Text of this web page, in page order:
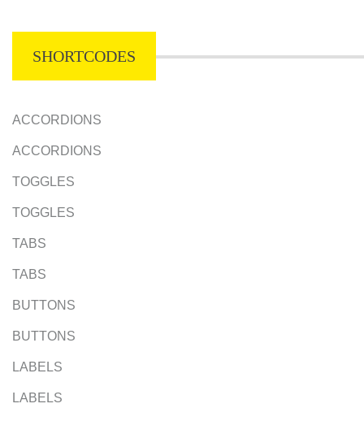
SHORTCODES
ACCORDIONS
ACCORDIONS
TOGGLES
TOGGLES
TABS
TABS
BUTTONS
BUTTONS
LABELS
LABELS